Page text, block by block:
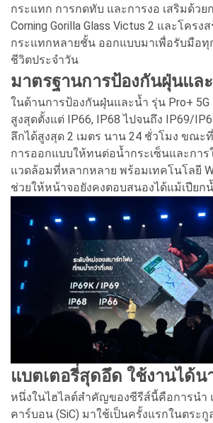
กระแทก การกดทับ และการงอ เสริมด้วย
Corning Gorilla Glass Victus 2 และโครง
กระแทกหลายชั้น ออกแบบมาเพื่อรับมือ
ชีวิตประจำวัน
มาตรฐานการป้องกันฝุ่นแล
ในด้านการป้องกันฝุ่นและน้ำ รุ่น Pro+
สูงสุดตั้งแต่ IP66, IP68 ไปจนถึง IP69/
ลึกได้สูงสุด 2 เมตร นาน 24 ชั่วโมง ขณะ
การออกแบบให้ทนต่อน้ำกระเซ็นและกา
แวดล้อมที่หลากหลาย พร้อมเทคโนโลยี
ช่วยให้หน้าจอยังคงตอบสนองได้แม้เปียก
แบตเตอรี่สุดอึด ใช้งานได้น
หนึ่งในไฮไลต์สำคัญของซีรีส์นี้คือการนำ
คาร์บอน (SiC) มาใช้เป็นครั้งแรกในตระกู